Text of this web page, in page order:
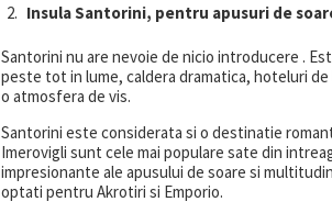
Insula Santorini, pentru apusuri de
Santorini nu are nevoie de nicio introducere .
peste tot in lume, caldera dramatica, hoteluri
o atmosfera de vis.
Santorini este considerata si o destinatie
Imerovigli sunt cele mai populare sate din
impresionante ale apusului de soare si
optati pentru Akrotiri si Emporio.